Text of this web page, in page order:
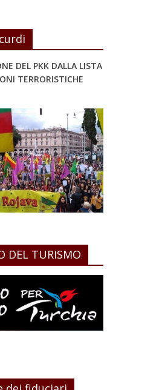
DEL PKK DALLA LISTA
TERRORISTICHE
DEL TURISMO